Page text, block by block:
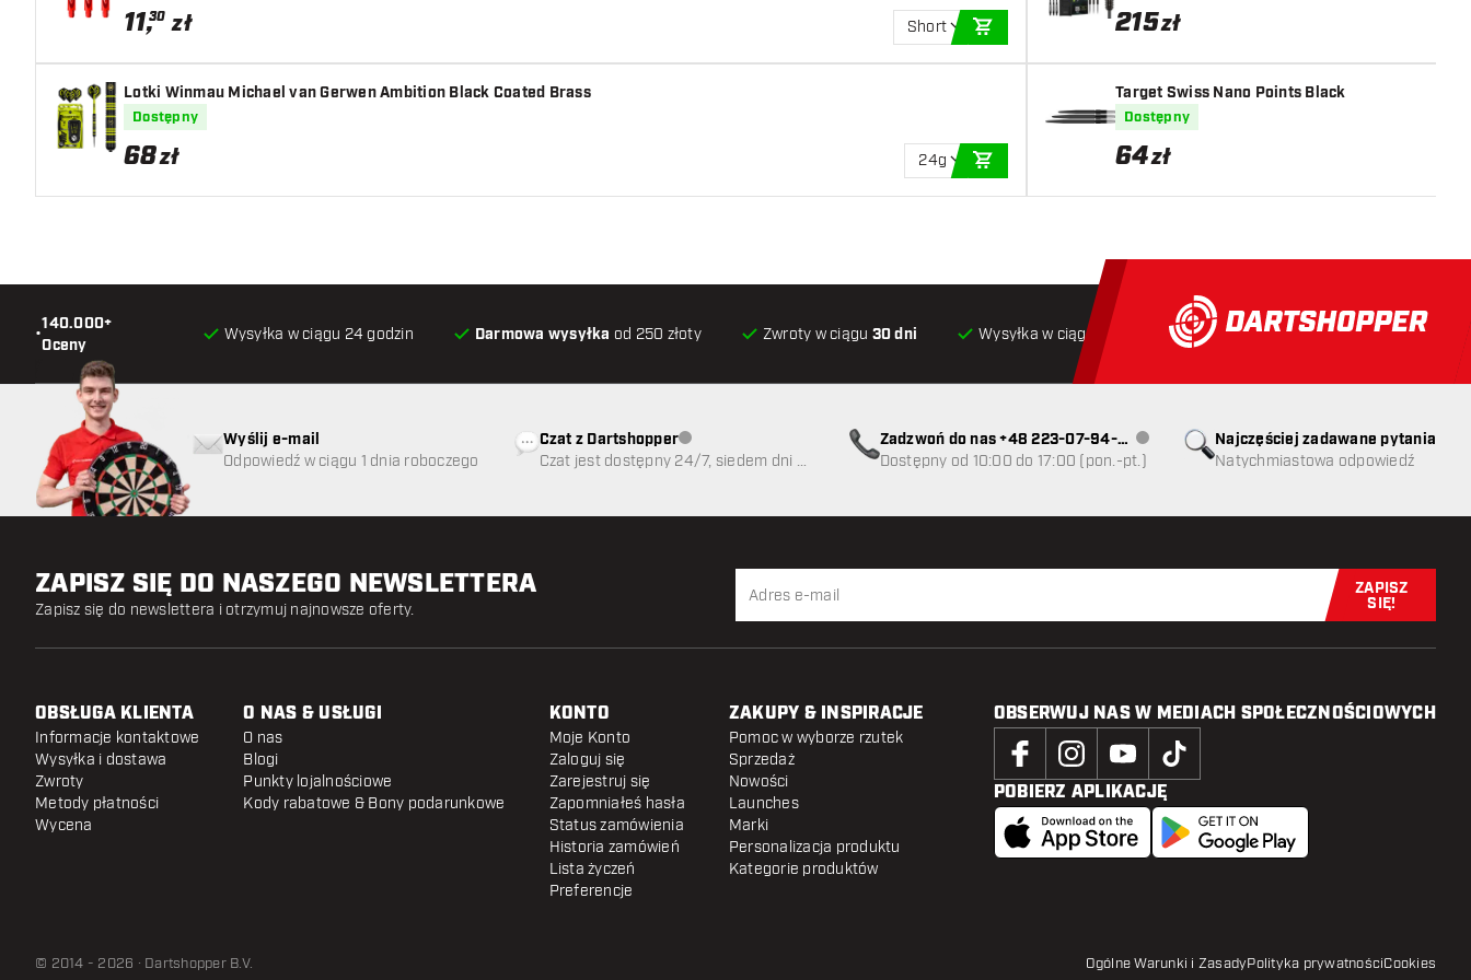
11,30 zł Short
Lotki Winmau Michael van Gerwen Ambition Black Coated Brass
Dostępny
68zł 24g
215zł
Target Swiss Nano Points Black
Dostępny
64zł
•
140.000+
Oceny
Wysyłka w ciągu 24 godzin Darmowa wysyłka od 250 złoty Zwroty w ciągu 30 dni Wysyłka w ciągu 24 godzin Darmowa wysyłka od 250 złoty
Najczęściej zadawane pytania
Natychmiastowa odpowiedź
Wyślij e-mail
Odpowiedź w ciągu 1 dnia roboczego
Czat z DartshopperObsługa klienta niedostępna
Czat jest dostępny 24/7, siedem dni w
Zadzwoń do nas +48 223-07-94-
89
Obsługa klienta niedostępna
Dostępny od 10:00 do 17:00 (pon.-pt.)
ZAPISZ SIĘ DO NASZEGO NEWSLETTERA
Zapisz się do newslettera i otrzymuj najnowsze oferty.
Zapisz się
ZAPISZ
SIĘ!
OBSŁUGA KLIENTA
Informacje kontaktowe
Wysyłka i dostawa
Zwroty
Metody płatności
Wycena
O NAS & USŁUGI
O nas
Blogi
Punkty lojalnościowe
Kody rabatowe & Bony podarunkowe
KONTO
Moje Konto
Zaloguj się
Zarejestruj się
Zapomniałeś hasła
Status zamówienia
Historia zamówień
Lista życzeń
Preferencje
ZAKUPY & INSPIRACJE
Pomoc w wyborze rzutek
Sprzedaż
Nowości
Launches
Marki
Personalizacja produktu
Kategorie produktów
OBSERWUJ NAS W MEDIACH SPOŁECZNOŚCIOWYCH
POBIERZ APLIKACJĘ
© 2014 - 2026 · Dartshopper B.V. Ogólne Warunki i ZasadyPolityka prywatnościCookies